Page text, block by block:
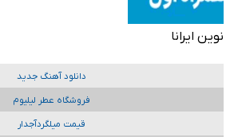
نوین ایرانا
دانلود آهنگ جدید
فروشگاه عطر لیلیوم
قیمت میلگردآجدار